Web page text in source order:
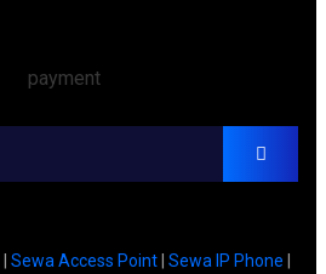
Sewa Access Point Sewa IP Phone